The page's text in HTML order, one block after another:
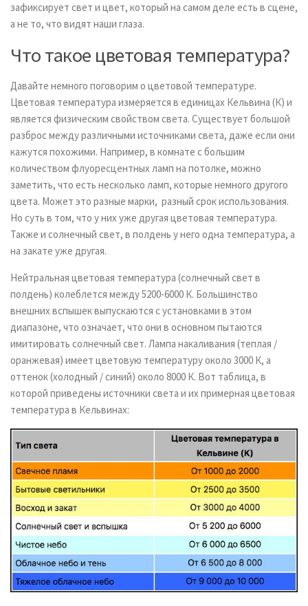
зафиксирует свет и цвет, который на самом деле есть в сцене,
а не то, что видят наши глаза.
Что такое цветовая температура?
Давайте немного поговорим о цветовой температуре.
Цветовая температура измеряется в единицах Кельвина (К) и
является физическим свойством света. Существует большой
разброс между различными источниками света, даже если они
кажутся похожими. Например, в комнате с большим
количеством флуоресцентных ламп на потолке, можно
заметить, что есть несколько ламп, которые немного другого
цвета. Может это разные марки, разный срок использования.
Но суть в том, что у них уже другая цветовая температура.
Также и солнечный свет, в полдень у него одна температура, а
на закате уже другая.
Нейтральная цветовая температура (солнечный свет в
полдень) колеблется между 5200-6000 К. Большинство
внешних вспышек выпускаются с установками в этом
диапазоне, что означает, что они в основном пытаются
имитировать солнечный свет. Лампа накаливания (теплая /
оранжевая) имеет цветовую температуру около 3000 К, а
оттенок (холодный / синий) около 8000 К. Вот таблица, в
которой приведены источники света и их примерная цветовая
температура в Кельвинах: